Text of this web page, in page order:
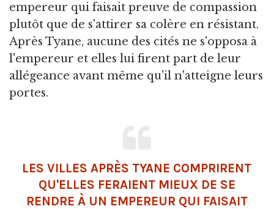
empereur qui faisait preuve de compassion
plutôt que de s'attirer sa colère en résistant.
Après Tyane, aucune des cités ne s'opposa à
l'empereur et elles lui firent part de leur
allégeance avant même qu'il n'atteigne leurs
portes.
LES VILLES APRÈS TYANE COMPRIRENT
QU'ELLES FERAIENT MIEUX DE SE
RENDRE À UN EMPEREUR QUI FAISAIT